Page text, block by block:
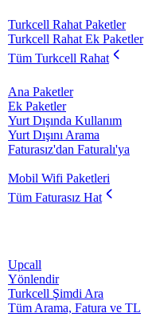
Turkcell Rahat Paketler
Turkcell Rahat Ek Paketler
Tüm Turkcell Rahat
Ana Paketler
Ek Paketler
Yurt Dışında Kullanım
Yurt Dışını Arama
Faturasız'dan Faturalı'ya
Mobil Wifi Paketleri
Tüm Faturasız Hat
Upcall
Yönlendir
Turkcell Şimdi Ara
Tüm Arama, Fatura ve TL